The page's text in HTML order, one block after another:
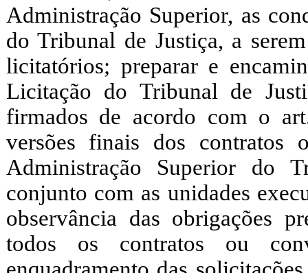
Administração Superior, as
do Tribunal de Justiça, a
licitatórios; preparar e
Licitação do Tribunal de
firmados de acordo com o
versões finais dos contratos
Administração Superior do
conjunto com as unidades
observância das obrigações
todos os contratos ou